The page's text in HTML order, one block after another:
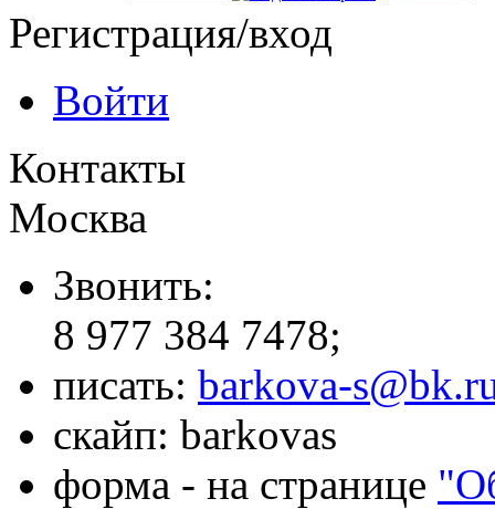
Регистрация/вход
Войти
Контакты
Москва
Звонить:
8 977 384 7478;
писать: barkova-
скайп: barkovas
форма - на странице